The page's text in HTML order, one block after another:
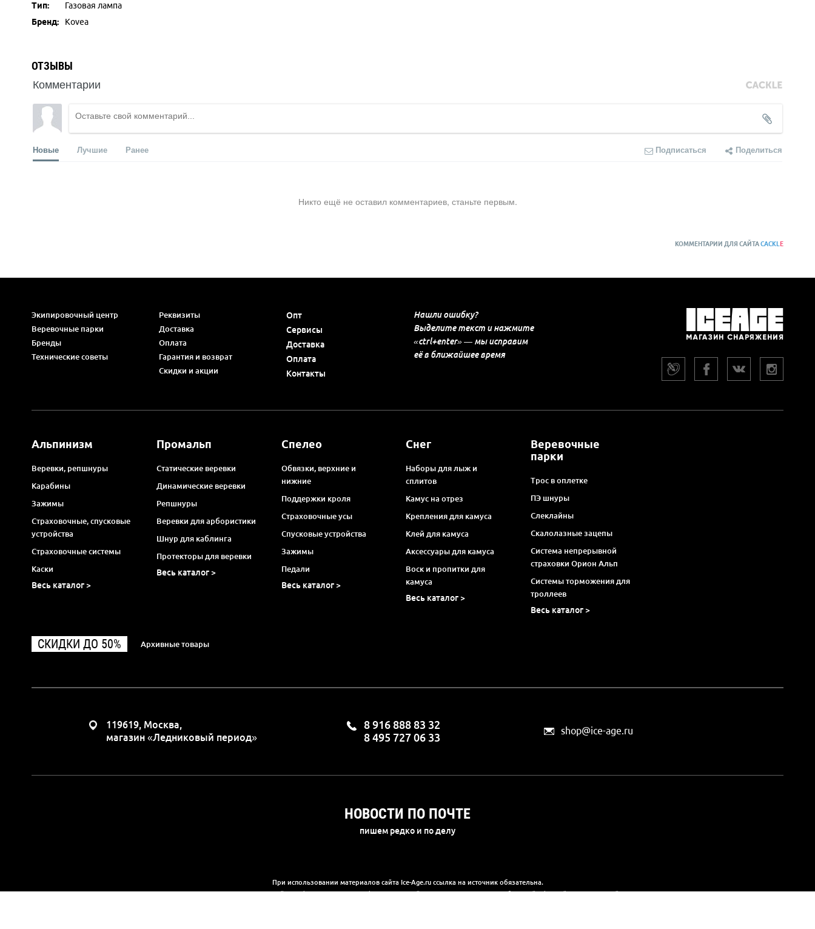
Тип:
Газовая лампа
Бренд:
Kovea
ОТЗЫВЫ
Комментарии
Новые Лучшие Ранее Подписаться Поделиться
Никто ещё не оставил комментариев, станьте первым.
КОММЕНТАРИИ ДЛЯ САЙТАCACKL E
Экипировочный центр
Веревочные парки
Бренды
Технические советы
Реквизиты
Доставка
Оплата
Гарантия и возврат
Скидки и акции
Опт
Сервисы
Доставка
Оплата
Контакты
Нашли ошибку?
Выделите текст и нажмите
«ctrl+enter» — мы исправим
её в ближайшее время
Альпинизм
Веревки, репшнуры
Карабины
Зажимы
Страховочные, спусковые
устройства
Страховочные системы
Каски
Весь каталог >
Промальп
Статические веревки
Динамические веревки
Репшнуры
Веревки для арбористики
Шнур для каблинга
Протекторы для веревки
Весь каталог >
Спелео
Обвязки, верхние и
нижние
Поддержки кроля
Страховочные усы
Спусковые устройства
Зажимы
Педали
Весь каталог >
Снег
Наборы для лыж и
сплитов
Камус на отрез
Крепления для камуса
Клей для камуса
Аксессуары для камуса
Воск и пропитки для
камуса
Весь каталог >
Веревочные
парки
Трос в оплетке
ПЭ шнуры
Слеклайны
Скалолазные зацепы
Система непрерывной
страховки Орион Альп
Системы торможения для
троллеев
Весь каталог >
СКИДКИ ДО 50% Архивные товары
119619, Москва,
магазин «Ледниковый период»
8 916 888 83 32
8 495 727 06 33
shop@ice-age.ru
НОВОСТИ ПО ПОЧТЕ
пишем редко и по делу
При использовании материалов сайта Ice-Age.ru ссылка на источник обязательна.
Вся представленная на сайте информация носит информационный характер и не является публичной офертой, определяемой